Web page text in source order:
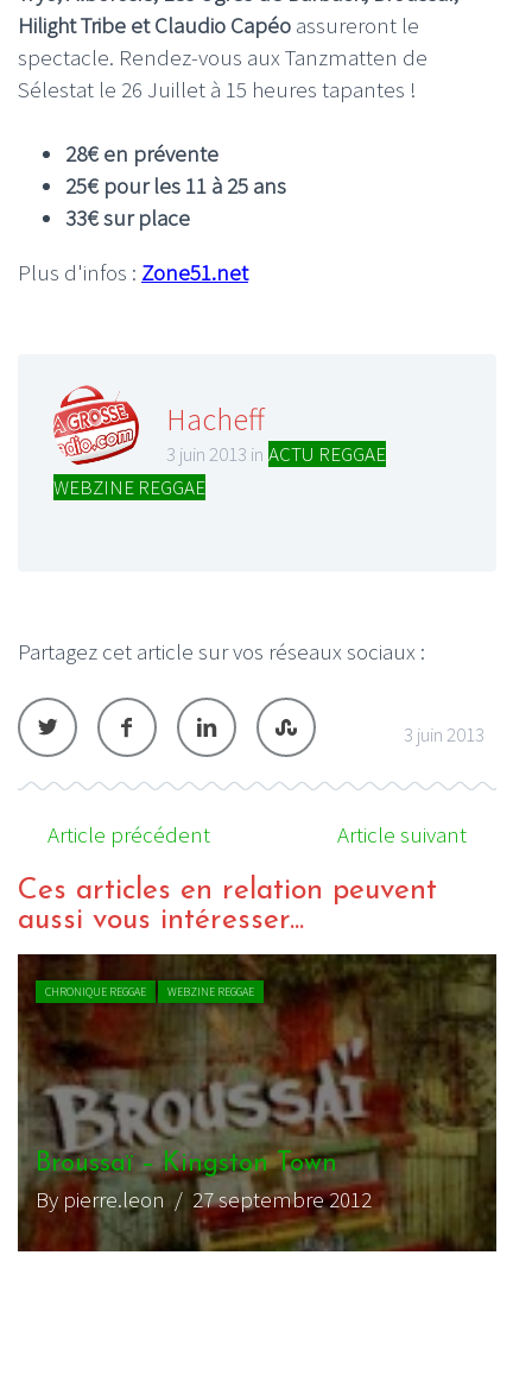
Hilight Tribe et Claudio Capéo assureront le
spectacle. Rendez-vous aux Tanzmatten de
Sélestat le 26 Juillet à 15 heures tapantes !
28€ en prévente
25€ pour les 11 à 25 ans
33€ sur place
Plus d'infos : Zone51.net
Hacheff
3 juin 2013 in ACTU REGGAE
WEBZINE REGGAE
Partagez cet article sur vos réseaux sociaux :
3 juin 2013
Article précédent Article suivant
Ces articles en relation peuvent
aussi vous intéresser...
CHRONIQUE REGGAE WEBZINE REGGAE
Broussaï – Kingston Town
By pierre.leon / 27 septembre 2012